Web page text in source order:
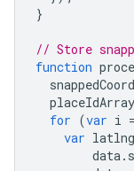
},
{
},
}
// Store
function
placeIdArray
for (var i =
var latlng
data.